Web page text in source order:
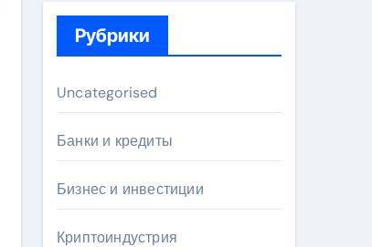
Рубрики
Uncategorised
Банки и кредиты
Бизнес и инвестиции
Криптоиндустрия